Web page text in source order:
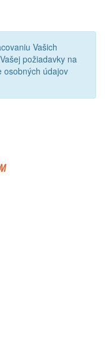
Vašich
požiadavky na
osobných údajov